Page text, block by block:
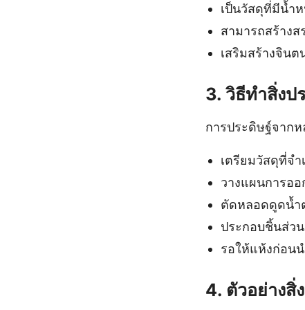
เป็นวัสดุที่มีน้ำ
สามารถสร้าง
เสริมสร้างจิน
3. วิธีทำสิ่ง
การประดิษฐ์จาก
เตรียมวัสดุที่จ
วางแผนการอ
ตัดหลอดดูดน้ำ
ประกอบชิ้นส่ว
รอให้แห้งก่อน
4. ตัวอย่างสิ่